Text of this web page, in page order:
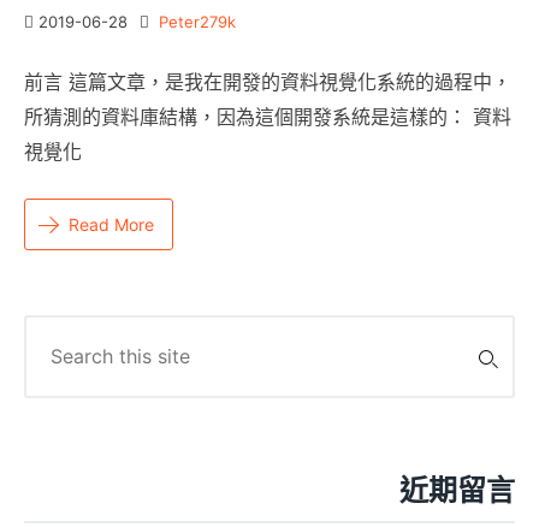
2019-06-28 Peter279k
前言 這篇文章，是我在開發的資料視覺化系統的過程中，
所猜測的資料庫結構，因為這個開發系統是這樣的： 資料
視覺化
Read More
for:
近期留言